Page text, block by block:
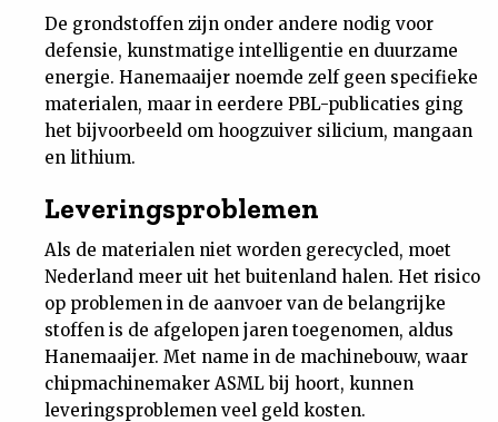
Magazine
Podcast
Nieuwsbrief
Contact
De grondstoffen zijn onder andere nodig voor
defensie, kunstmatige intelligentie en duurzame
energie. Hanemaaijer noemde zelf geen specifieke
materialen, maar in eerdere PBL-publicaties ging
het bijvoorbeeld om hoogzuiver silicium, mangaan
en lithium.
Leveringsproblemen
Als de materialen niet worden gerecycled, moet
Nederland meer uit het buitenland halen. Het risico
op problemen in de aanvoer van de belangrijke
stoffen is de afgelopen jaren toegenomen, aldus
Hanemaaijer. Met name in de machinebouw, waar
chipmachinemaker ASML bij hoort, kunnen
leveringsproblemen veel geld kosten.